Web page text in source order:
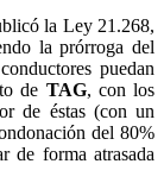
la Ley 21.268,
la prórroga del
puedan
de TAG, con los
de éstas (con un
del 80%
de forma atrasada